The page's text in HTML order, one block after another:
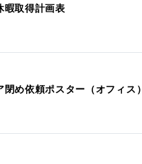
暇取得計画表
閉め依頼ポスター（オフィス）